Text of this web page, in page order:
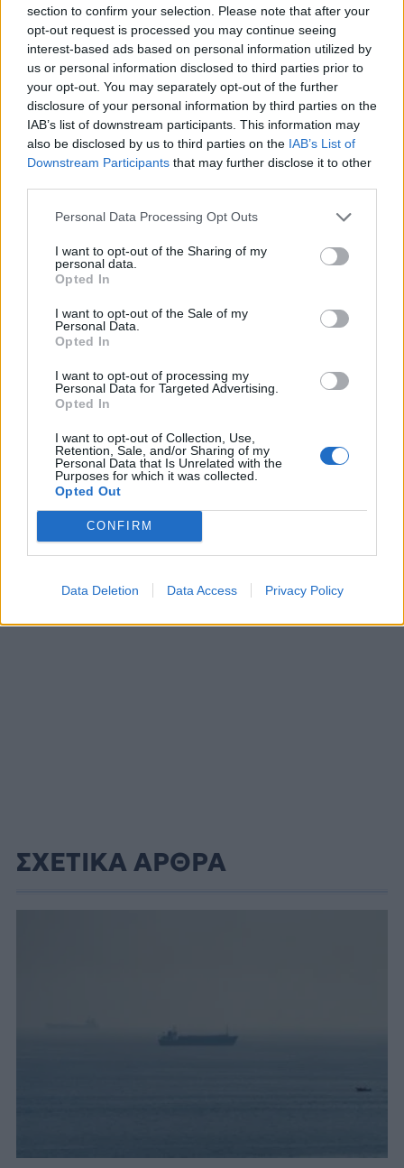
section to confirm your selection. Please note that after your
opt-out request is processed you may continue seeing
interest-based ads based on personal information utilized by
us or personal information disclosed to third parties prior to
your opt-out. You may separately opt-out of the further
disclosure of your personal information by third parties on the
IAB’s list of downstream participants. This information may
also be disclosed by us to third parties on the IAB’s List of
Downstream Participants that may further disclose it to other
Personal Data Processing Opt Outs
I want to opt-out of the Sharing of my
personal data.
Opted In
I want to opt-out of the Sale of my
Personal Data.
Opted In
I want to opt-out of processing my
Personal Data for Targeted Advertising.
Opted In
I want to opt-out of Collection, Use,
Retention, Sale, and/or Sharing of my
Personal Data that Is Unrelated with the
Purposes for which it was collected.
Opted Out
CONFIRM
Data Deletion Data Access Privacy Policy
Διάβασε επίσης
Ρωσία: Καταρρίφθηκαν
drones σε μια νύχτα – Τα
47 στόχευσαν τη Μόσχα
Η Μόσχα
οροφές
φόβο των
Ακολουθήστε το onalert.gr στοGoogle
News και μάθετε πρώτοι όλες τις ειδήσεις
για την άμυνα.
ΡΩΣΙΑ
ΣΧΕΤΙΚΑ ΑΡΘΡΑ